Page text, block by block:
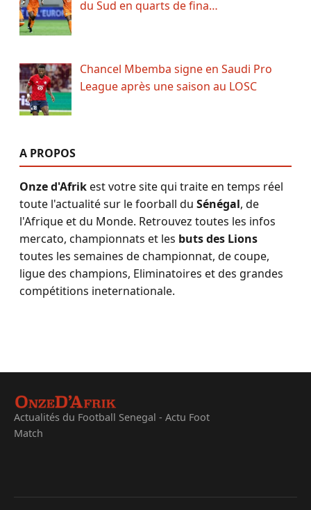
du Sud en quarts de fina…
Chancel Mbemba signe en Saudi Pro
League après une saison au LOSC
A PROPOS
Onze d'Afrikest votre site qui traite en temps réel
toute l'actualité sur le foorball du Sénégal, de
l'Afrique et du Monde. Retrouvez toutes les infos
mercato, championnats et les buts des Lions
toutes les semaines de championnat, de coupe,
ligue des champions, Eliminatoires et des grandes
compétitions ineternationale.
Actualités du Football Senegal - Actu Foot
Match